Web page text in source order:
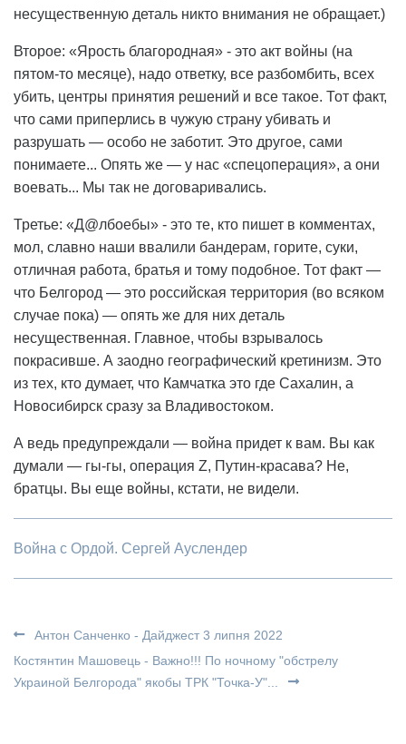
несущественную деталь никто внимания не обращает.)
Второе: «Ярость благородная» - это акт войны (на
пятом-то месяце), надо ответку, все разбомбить, всех
убить, центры принятия решений и все такое. Тот факт,
что сами приперлись в чужую страну убивать и
разрушать — особо не заботит. Это другое, сами
понимаете... Опять же — у нас «спецоперация», а они
воевать... Мы так не договаривались.
Третье: «Д@лбоебы» - это те, кто пишет в комментах,
мол, славно наши ввалили бандерам, горите, суки,
отличная работа, братья и тому подобное. Тот факт —
что Белгород — это российская территория (во всяком
случае пока) — опять же для них деталь
несущественная. Главное, чтобы взрывалось
покрасивше. А заодно географический кретинизм. Это
из тех, кто думает, что Камчатка это где Сахалин, а
Новосибирск сразу за Владивостоком.
А ведь предупреждали — война придет к вам. Вы как
думали — гы-гы, операция Z, Путин-красава? Не,
братцы. Вы еще войны, кстати, не видели.
Война с Ордой. Сергей Ауслендер
Антон Санченко - Дайджест 3 липня 2022
Костянтин Машовець - Важно!!! По ночному "обстрелу
Украиной Белгорода" якобы ТРК "Точка-У"...